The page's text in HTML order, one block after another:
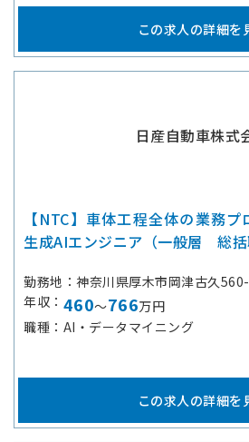
この求人の詳細を
日産自動車株式
【NTC】車体工程全体の業務
生成AIエンジニア（一般層 総括
勤務地
神奈川県厚木市岡津古久
年収
460～766万円
職種
AI・データマイニング
この求人の詳細を